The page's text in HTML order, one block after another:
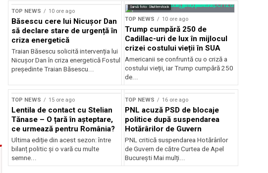
TOP NEWS 10 ore ago
Băsescu cere lui Nicușor Dan
să declare stare de urgență în
criza energetică
Traian Băsescu solicită intervenția lui
Nicușor Dan în criza energetică Fostul
președinte Traian Băsescu...
Sursă foto: Shutterstock
TOP NEWS 10 ore ago
Trump cumpără 250 de
Cadillac-uri de lux în mijlocul
crizei costului vieții în SUA
Americanii se confruntă cu o criză a
costului vieții, iar Trump cumpără 250
de...
TOP NEWS 15 ore ago
Lentila de contact cu Stelian
Tănase – O țară în așteptare,
ce urmează pentru România?
Ultima ediție din acest sezon: între
bilanț politic și o vară cu multe
semne...
TOP NEWS 16 ore ago
PNL acuză PSD de blocaje
politice după suspendarea
Hotărârilor de Guvern
PNL critică suspendarea Hotărârilor
de Guvern de către Curtea de Apel
București Mai mulți...